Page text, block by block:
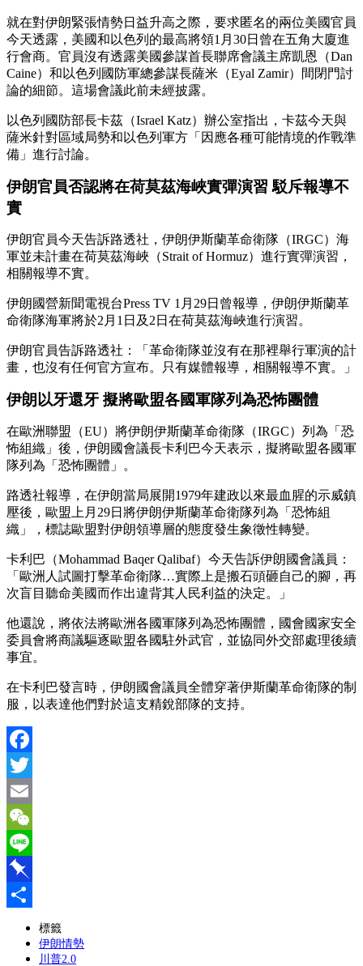
就在對伊朗緊張情勢日益升高之際，要求匿名的兩位美國官員
今天透露，美國和以色列的最高將領1月30日曾在五角大廈進
行會商。官員沒有透露美國參謀首長聯席會議主席凱恩（Dan
Caine）和以色列國防軍總參謀長薩米（Eyal Zamir）間閉門討
論的細節。這場會議此前未經披露。
以色列國防部長卡茲（Israel Katz）辦公室指出，卡茲今天與
薩米針對區域局勢和以色列軍方「因應各種可能情境的作戰準
備」進行討論。
伊朗官員否認將在荷莫茲海峽實彈演習 駁斥報導不
實
伊朗官員今天告訴路透社，伊朗伊斯蘭革命衛隊（IRGC）海
軍並未計畫在荷莫茲海峽（Strait of Hormuz）進行實彈演習，
相關報導不實。
伊朗國營新聞電視台Press TV 1月29日曾報導，伊朗伊斯蘭革
命衛隊海軍將於2月1日及2日在荷莫茲海峽進行演習。
伊朗官員告訴路透社：「革命衛隊並沒有在那裡舉行軍演的計
畫，也沒有任何官方宣布。只有媒體報導，相關報導不實。」
伊朗以牙還牙 擬將歐盟各國軍隊列為恐怖團體
在歐洲聯盟（EU）將伊朗伊斯蘭革命衛隊（IRGC）列為「恐
怖組織」後，伊朗國會議長卡利巴今天表示，擬將歐盟各國軍
隊列為「恐怖團體」。
路透社報導，在伊朗當局展開1979年建政以來最血腥的示威鎮
壓後，歐盟上月29日將伊朗伊斯蘭革命衛隊列為「恐怖組
織」，標誌歐盟對伊朗領導層的態度發生象徵性轉變。
卡利巴（Mohammad Baqer Qalibaf）今天告訴伊朗國會議員：
「歐洲人試圖打擊革命衛隊…實際上是搬石頭砸自己的腳，再
次盲目聽命美國而作出違背其人民利益的決定。」
他還說，將依法將歐洲各國軍隊列為恐怖團體，國會國家安全
委員會將商議驅逐歐盟各國駐外武官，並協同外交部處理後續
事宜。
在卡利巴發言時，伊朗國會議員全體穿著伊斯蘭革命衛隊的制
服，以表達他們對於這支精銳部隊的支持。
Facebook
Twitter
Email
WeChat
Line
Pinboard
標籤
伊朗情勢
川普2.0